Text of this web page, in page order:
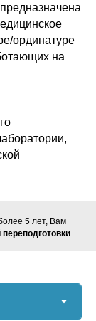
ординатуре
на
5 лет, Вам